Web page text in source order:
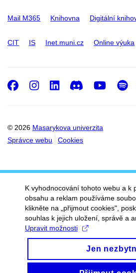
Mail M365 Knihovna Digitální
CIT IS Inet.muni.cz Online výuka
© 2026 Masarykova univerzita
Správce webu
Cookies
Facebook
Instagram
LinkedIn
Discord
K vyhodnocování tohoto webu a k
obsahu a reklam používáme
klikněte na „přijmout cookies",
souhlas k jejich uložení, správě a
Upravit možnosti
Jen